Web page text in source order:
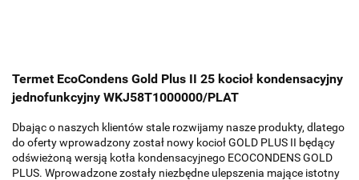
Termet EcoCondens Gold Plus II 25 kocioł kondensacyjny
jednofunkcyjny WKJ58T1000000/PLAT
Dbając o naszych klientów stale rozwijamy nasze produkty, dlatego
do oferty wprowadzony został nowy kocioł GOLD PLUS II będący
odświeżoną wersją kotła kondensacyjnego ECOCONDENS GOLD
PLUS. Wprowadzone zostały niezbędne ulepszenia mające istotny